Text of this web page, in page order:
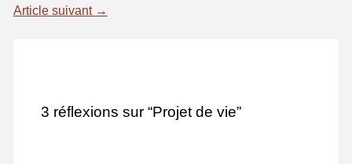
Article suivant →
3 réflexions sur “Projet de vie”